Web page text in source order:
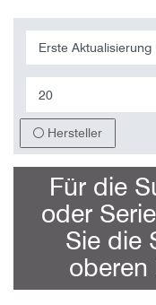
Hersteller
Für die
oder
Sie die
oberen